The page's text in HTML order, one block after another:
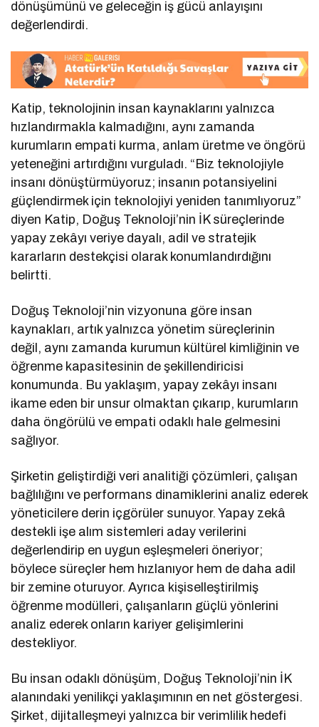
dönüşümünü ve geleceğin iş gücü anlayışını
değerlendirdi.
Katip, teknolojinin insan kaynaklarını yalnızca
hızlandırmakla kalmadığını, aynı zamanda
kurumların empati kurma, anlam üretme ve öngörü
yeteneğini artırdığını vurguladı. “Biz teknolojiyle
insanı dönüştürmüyoruz; insanın potansiyelini
güçlendirmek için teknolojiyi yeniden tanımlıyoruz”
diyen Katip, Doğuş Teknoloji’nin İK süreçlerinde
yapay zekâyı veriye dayalı, adil ve stratejik
kararların destekçisi olarak konumlandırdığını
belirtti.
Doğuş Teknoloji’nin vizyonuna göre insan
kaynakları, artık yalnızca yönetim süreçlerinin
değil, aynı zamanda kurumun kültürel kimliğinin ve
öğrenme kapasitesinin de şekillendiricisi
konumunda. Bu yaklaşım, yapay zekâyı insanı
ikame eden bir unsur olmaktan çıkarıp, kurumların
daha öngörülü ve empati odaklı hale gelmesini
sağlıyor.
Şirketin geliştirdiği veri analitiği çözümleri, çalışan
bağlılığını ve performans dinamiklerini analiz ederek
yöneticilere derin içgörüler sunuyor. Yapay zekâ
destekli işe alım sistemleri aday verilerini
değerlendirip en uygun eşleşmeleri öneriyor;
böylece süreçler hem hızlanıyor hem de daha adil
bir zemine oturuyor. Ayrıca kişiselleştirilmiş
öğrenme modülleri, çalışanların güçlü yönlerini
analiz ederek onların kariyer gelişimlerini
destekliyor.
Bu insan odaklı dönüşüm, Doğuş Teknoloji’nin İK
alanındaki yenilikçi yaklaşımının en net göstergesi.
Şirket, dijitalleşmeyi yalnızca bir verimlilik hedefi